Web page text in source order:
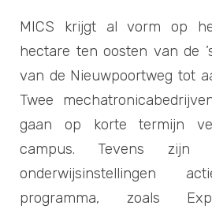
MICS krijgt al vorm op
hectare ten oosten van de
van de Nieuwpoortweg tot
Twee
gaan op korte termijn
campus. Tevens
onderwijsinstellingen
programma, zoals